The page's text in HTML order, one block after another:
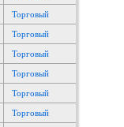
Торговый
Торговый
Торговый
Торговый
Торговый
Торговый